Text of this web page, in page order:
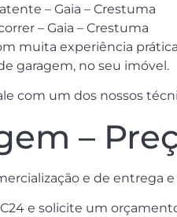
– Gaia – Crestuma
– Gaia – Crestuma
muita experiência
garagem, no seu imóvel.
com um dos nossos
–
e de entrega
e solicite um